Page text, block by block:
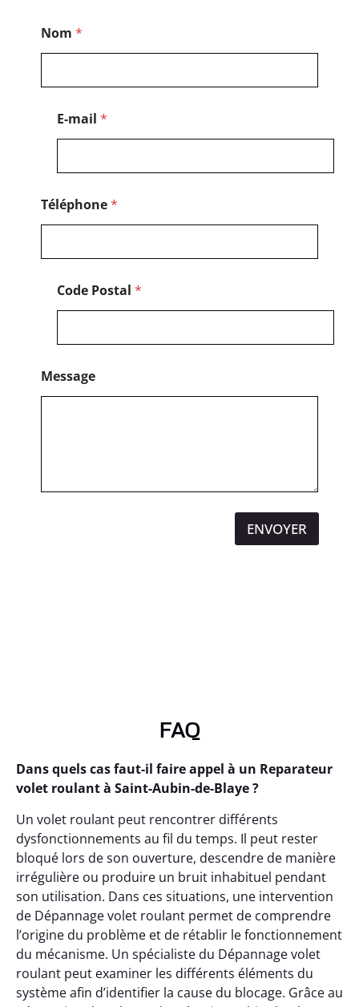
Nom *
i
E-mail *
Téléphone*
Code Postal *
Message
ENVOYER
FAQ
Dans quels cas faut-il faire appel à un Reparateur
volet roulant à Saint-Aubin-de-Blaye ?
Un volet roulant peut rencontrer différents
dysfonctionnements au fil du temps. Il peut rester
bloqué lors de son ouverture, descendre de manière
irrégulière ou produire un bruit inhabituel pendant
son utilisation. Dans ces situations, une intervention
de Dépannage volet roulant permet de comprendre
l’origine du problème et de rétablir le fonctionnement
du mécanisme. Un spécialiste du Dépannage volet
roulant peut examiner les différents éléments du
système afin d’identifier la cause du blocage. Grâce au